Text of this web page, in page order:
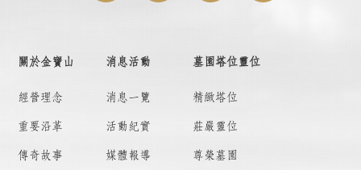
關於金寶山
經營理念
重要沿革
傳奇故事
消息活動
消息一覽
活動紀實
媒體報導
墓園塔位靈位
精緻塔位
莊嚴靈位
尊榮墓園